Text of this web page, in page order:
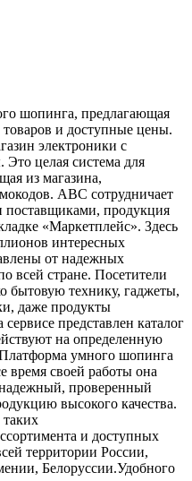
шопинга, предлагающая
и доступные цены.
электроники с
Это целая система для
из магазина,
ABC сотрудничает
продукция
«Маркетплейс». Здесь
интересных
от надежных
всей стране. Посетители
бытовую технику, гаджеты,
даже продукты
представлен каталог
на определенную
умного шопинга
время своей работы она
надежный, проверенный
высокого качества.
таких
и доступных
территории России,
Белоруссии.Удобного